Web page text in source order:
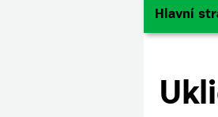
Hlavní